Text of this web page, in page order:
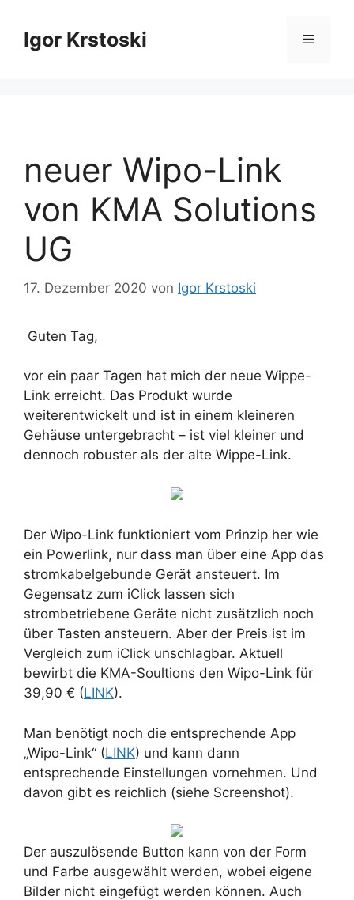
Inhalt
springenIgor Krstoski Menü
neuer Wipo-Link
von KMA Solutions
UG
17. Dezember 2020 von Igor Krstoski
Guten Tag,
vor ein paar Tagen hat mich der neue Wippe-
Link erreicht. Das Produkt wurde
weiterentwickelt und ist in einem kleineren
Gehäuse untergebracht – ist viel kleiner und
dennoch robuster als der alte Wippe-Link.
Der Wipo-Link funktioniert vom Prinzip her wie
ein Powerlink, nur dass man über eine App das
stromkabelgebunde Gerät ansteuert. Im
Gegensatz zum iClick lassen sich
strombetriebene Geräte nicht zusätzlich noch
über Tasten ansteuern. Aber der Preis ist im
Vergleich zum iClick unschlagbar. Aktuell
bewirbt die KMA-Soultions den Wipo-Link für
39,90 € (LINK).
Man benötigt noch die entsprechende App
„Wipo-Link“ (LINK) und kann dann
entsprechende Einstellungen vornehmen. Und
davon gibt es reichlich (siehe Screenshot).
Der auszulösende Button kann von der Form
und Farbe ausgewählt werden, wobei eigene
Bilder nicht eingefügt werden können. Auch